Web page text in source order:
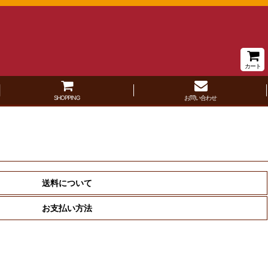
カート
SHOPPING お問い合わせ
送料について
お支払い方法